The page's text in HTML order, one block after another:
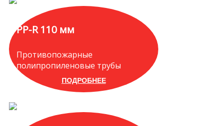
PP-R 110 мм
Противопожарные
полипропиленовые трубы
ПОДРОБНЕЕ